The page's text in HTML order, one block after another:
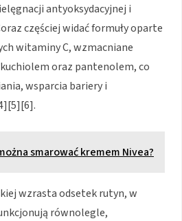
antyoksydacyjnej i
częściej widać formuły oparte
witaminy C, wzmacniane
oraz pantenolem, co
wsparcia bariery i
smarować kremem Nivea?
wzrasta odsetek rutyn, w
równolegle,